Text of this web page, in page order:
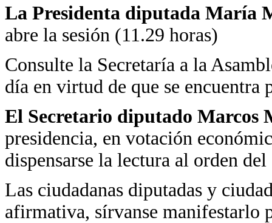
La Presidenta diputada María
abre la sesión (11.29 horas)
Consulte la Secretaría a la
día en virtud de que se encuentra
El Secretario diputado Marcos
presidencia, en votación
dispensarse la lectura al orden del
Las ciudadanas diputadas y
afirmativa, sírvanse manifestarlo